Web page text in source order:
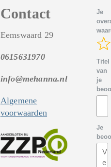
Contact
Eemswaard 29
0615631970
info@mehanna.nl
Algemene
voorwaarden
Je
Titel
van
je
Je